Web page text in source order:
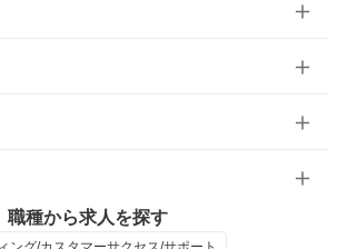
職種から求人を探す